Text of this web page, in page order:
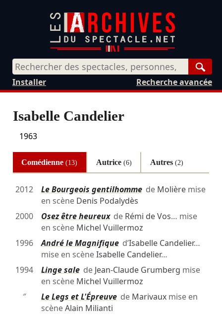
Recherche avancée
Installer
Isabelle Candelier
1963
Comédienne(13) Autrice (6) Autres(2)
2012 Le Bourgeois gentilhommede Molièremise
en scène Denis Podalydès
2000
Osez être heureuxde Rémi de Vos… mise
en scène Michel Vuillermoz
1996
André le Magnifiqued’Isabelle Candelier…
mise en scèneIsabelle Candelier…
1994
Linge salede Jean-Claude Grumberg mise
en scène Michel Vuillermoz
″
Le Legs et L'Épreuvede Marivauxmise en
scèneAlain Milianti